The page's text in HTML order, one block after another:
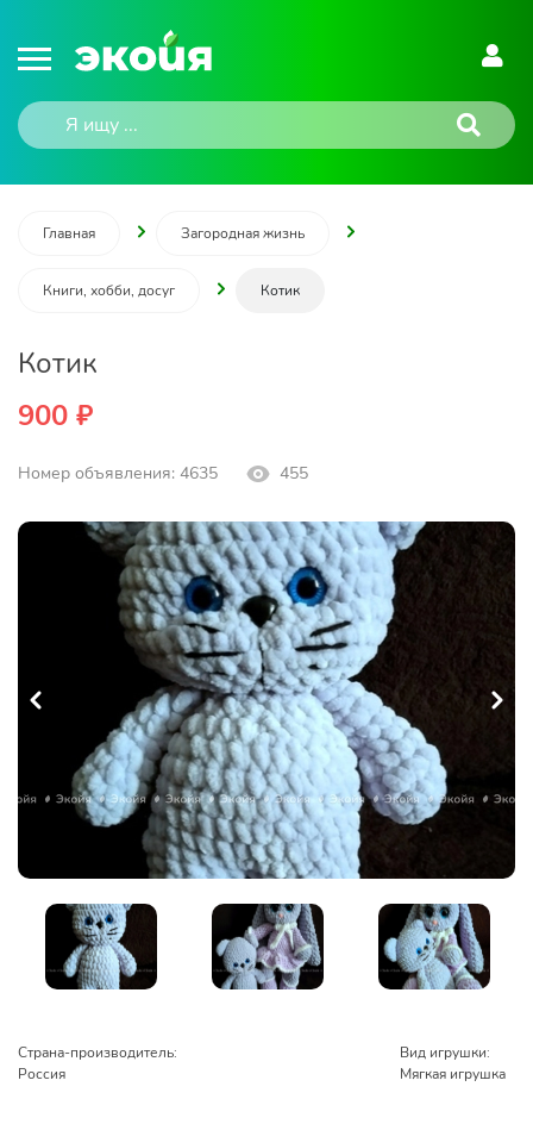
Главная Загородная жизнь
Книги, хобби, досуг Котик
Котик
900 ₽
Номер объявления: 4635 455
Страна-производитель:
Россия
Вид игрушки:
Мягкая игрушка